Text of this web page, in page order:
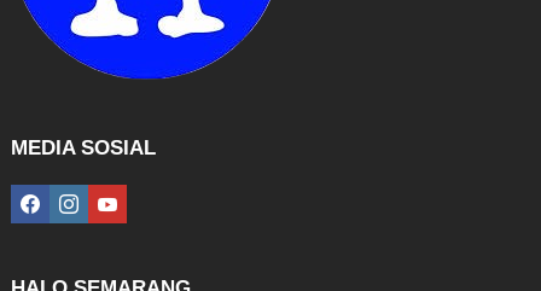
MEDIA SOSIAL
facebookinstagramyoutube